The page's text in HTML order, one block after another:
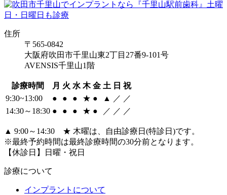
住所
〒565-0842
大阪府吹田市千里山東2丁目27番9-101号
AVENSIS千里山1階
診療時間 月 火 水 木 金 土 日 祝
9:30~13:00
● ● ● ★ ● ▲ ／ ／
14:30～18:30 ● ● ● ★ ● ／ ／ ／
▲ 9:00～14:30 ★ 木曜は、自由診療日(特診日)です。
※最終予約時間は最終診療時間の30分前となります。
【休診日】日曜・祝日
診療について
インプラントについて